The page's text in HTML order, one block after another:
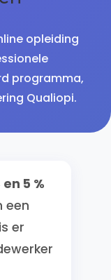
opleiding
programma,
Qualiopi.
5 %
een
er